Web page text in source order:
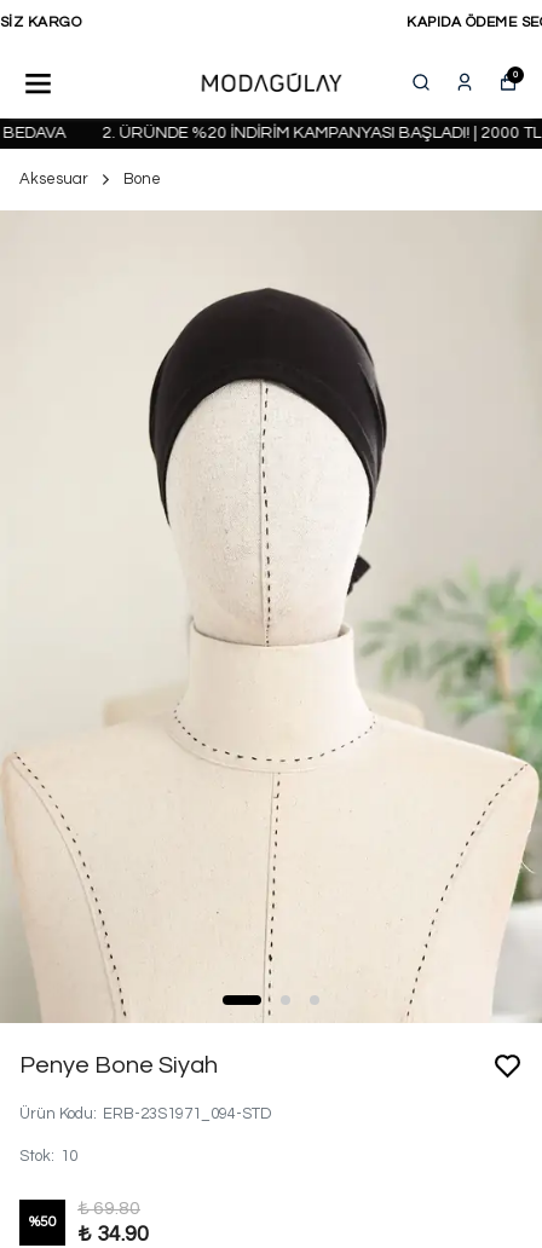
0
2. ÜRÜNDE %20 İNDİRİM KAMPANYASI BAŞLADI! | 2000 TL
Aksesuar Bone
Penye Bone Siyah
Ürün Kodu: ERB-23S1971_094-STD
Stok: 10
%50
₺ 69.80
₺ 34.90